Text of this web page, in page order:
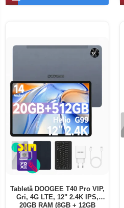
Tabletă DOOGEE T40 Pro VIP,
Gri, 4G LTE, 12" 2.4K IPS,
20GB RAM (8GB + 12GB